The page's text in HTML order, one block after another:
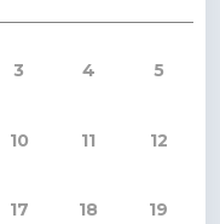
3 4 5
10 11 12
17 18 19